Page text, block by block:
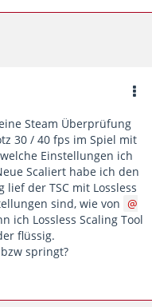
Steam Überprüfung
30 / 40 fps im Spiel mit
Einstellungen ich
Scaliert habe ich den
lief der TSC mit Lossless
sind, wie von
ich Lossless Scaling Tool
flüssig.
springt?